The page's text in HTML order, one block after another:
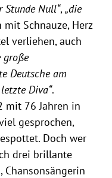
Stunde Null“, „die
Schnauze, Herz
verliehen, auch
große
Deutsche am
Diva“.
mit 76 Jahren in
gesprochen,
Doch wer
drei brillante
Chansonsängerin